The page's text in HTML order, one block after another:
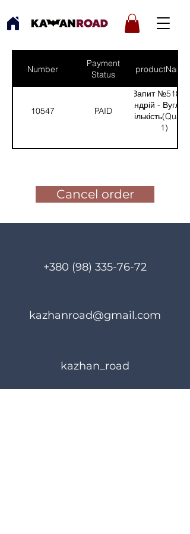
Number
Payment
Status
productNames
10547 PAID
Запит №518 від:
Андрій -
1)
Cancel order
+380 (98) 335-76-72
kazhanroad@gmail.com
kazhan_road